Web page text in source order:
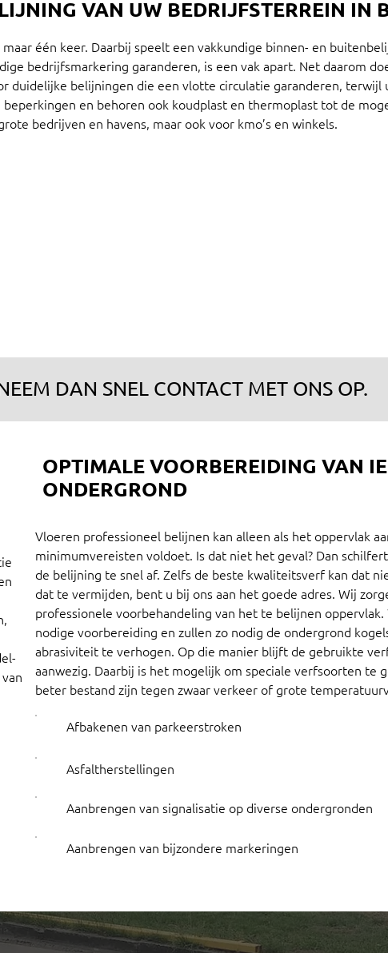
VAN UW BEDRIJFSTERREIN IN
één keer. Daarbij speelt een vakkundige binnen- en
bedrijfsmarkering garanderen, is een vak apart. Net daarom
duidelijke belijningen die een vlotte circulatie garanderen, terwijl
en behoren ook koudplast en thermoplast tot de
bedrijven en havens, maar ook voor kmo’s en winkels.
DAN SNEL CONTACT MET ONS OP.
OPTIMALE VOORBEREIDING VAN
ONDERGROND
Vloeren professioneel belijnen kan alleen als het oppervlak
minimumvereisten voldoet. Is dat niet het geval? Dan
de belijning te snel af. Zelfs de beste kwaliteitsverf kan dat
dat te vermijden, bent u bij ons aan het goede adres. Wij
professionele voorbehandeling van het te belijnen oppervlak.
nodige voorbereiding en zullen zo nodig de ondergrond
abrasiviteit te verhogen. Op die manier blijft de gebruikte
aanwezig. Daarbij is het mogelijk om speciale verfsoorten te
beter bestand zijn tegen zwaar verkeer of grote
Afbakenen van parkeerstroken
Asfaltherstellingen
Aanbrengen van signalisatie op diverse ondergronden
Aanbrengen van bijzondere markeringen